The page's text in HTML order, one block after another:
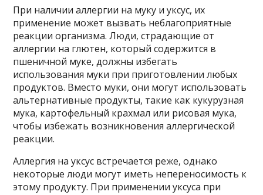
При наличии аллергии на муку и уксус, их
применение может вызвать неблагоприятные
реакции организма. Люди, страдающие от
аллергии на глютен, который содержится в
пшеничной муке, должны избегать
использования муки при приготовлении любых
продуктов. Вместо муки, они могут использовать
альтернативные продукты, такие как кукурузная
мука, картофельный крахмал или рисовая мука,
чтобы избежать возникновения аллергической
реакции.
Аллергия на уксус встречается реже, однако
некоторые люди могут иметь непереносимость к
этому продукту. При применении уксуса при